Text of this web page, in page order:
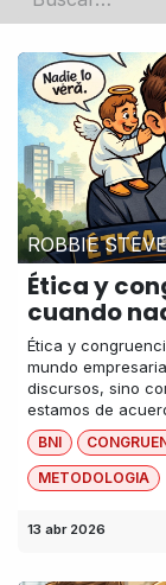
ROBBIE
Ética y
cuando
Ética y
mundo
discursos, sino
estamos de
BNI
METODOLOGIA
13 abr 2026